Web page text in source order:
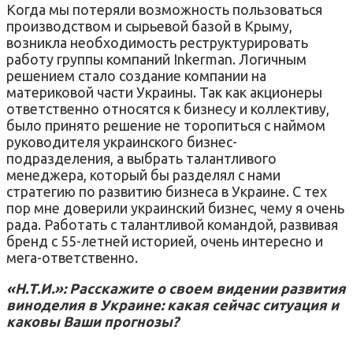
Когда мы потеряли возможность пользоваться
производством и сырьевой базой в Крыму,
возникла необходимость реструктурировать
работу группы компаний Inkerman. Логичным
решением стало создание компании на
материковой части Украины. Так как акционеры
ответственно относятся к бизнесу и коллективу,
было принято решение не торопиться с наймом
руководителя украинского бизнес-
подразделения, а выбрать талантливого
менеджера, который бы разделял с нами
стратегию по развитию бизнеса в Украине. С тех
пор мне доверили украинский бизнес, чему я очень
рада. Работать с талантливой командой, развивая
бренд с 55-летней историей, очень интересно и
мега-ответственно.
«Н.Т.И.»: Расскажите о своем видении развития
виноделия в Украине: какая сейчас ситуация и
каковы Ваши прогнозы?